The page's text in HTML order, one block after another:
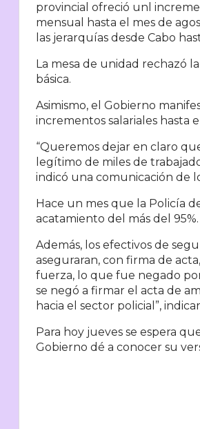
provincial ofreció unl
mensual hasta el mes de
las jerarquías desde Cabo
La mesa de unidad rechazó
básica.
Asimismo, el Gobierno
incrementos salariales hasta
“Queremos dejar en claro
legítimo de miles de
indicó una comunicación de
Hace un mes que la Policía
acatamiento del más del
Además, los efectivos de
aseguraran, con firma de
fuerza, lo que fue negado
se negó a firmar el acta de
hacia el sector policial”,
Para hoy jueves se espera
Gobierno dé a conocer su